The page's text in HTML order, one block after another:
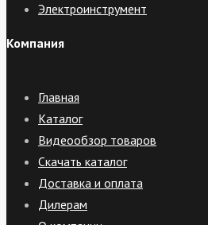
Электроинструмент
Компания
Главная
Каталог
Видеообзор товаров
Скачать каталог
Доставка и оплата
Дилерам